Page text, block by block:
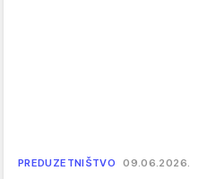
PREDUZETNIŠTVO 09.06.2026.